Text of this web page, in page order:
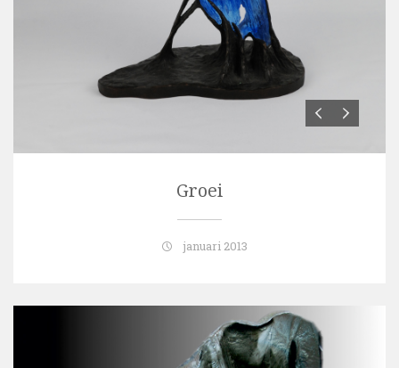
Groei
januari 2013